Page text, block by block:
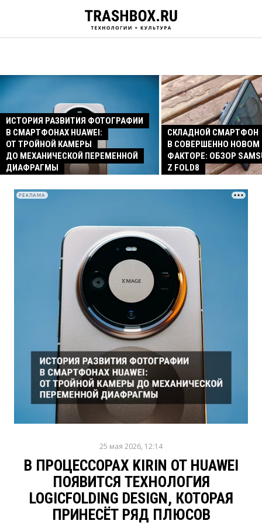
ИСТОРИЯ РАЗВИТИЯ ФОТОГРАФИИ
В СМАРТФОНАХ HUAWEI:
ОТ ТРОЙНОЙ КАМЕРЫ
ДО МЕХАНИЧЕСКОЙ ПЕРЕМЕННОЙ
ДИАФРАГМЫ
СКЛАДНОЙ СМАРТФОН
В СОВЕРШЕННО
ФАКТОРЕ: ОБЗОР
Z FOLD8
РЕКЛАМА
25 мая 2026, 12:14
В ПРОЦЕССОРАХ KIRIN ОТ HUAWEI
ПОЯВИТСЯ ТЕХНОЛОГИЯ
LOGICFOLDING DESIGN, КОТОРАЯ
ПРИНЕСЁТ РЯД ПЛЮСОВ